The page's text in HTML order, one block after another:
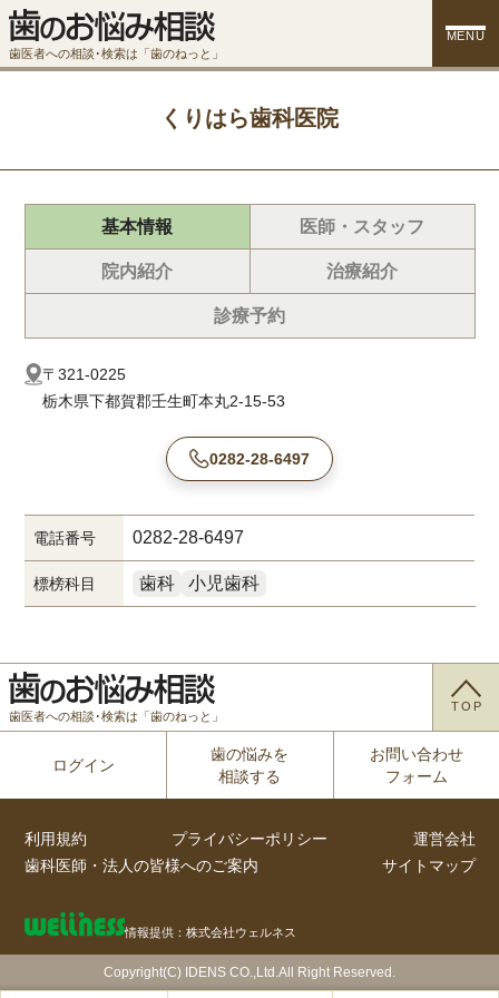
歯医者への相談･検索は「歯のねっと」
MENU
くりはら歯科医院
基本情報 医師・スタッフ
院内紹介 治療紹介
診療予約
〒321-0225
栃木県下都賀郡壬生町本丸2-15-53
0282-28-6497
電話番号 0282-28-6497
標榜科目 歯科 小児歯科
歯医者への相談･検索は「歯のねっと」
TOP
ログイン
歯の悩みを
相談する
お問い合わせ
フォーム
利用規約 プライバシーポリシー
運営会社
歯科医師・法人の皆様へのご案内
サイトマップ
情報提供：株式会社ウェルネス
Copyright(C) IDENS CO.,Ltd.All Right Reserved.